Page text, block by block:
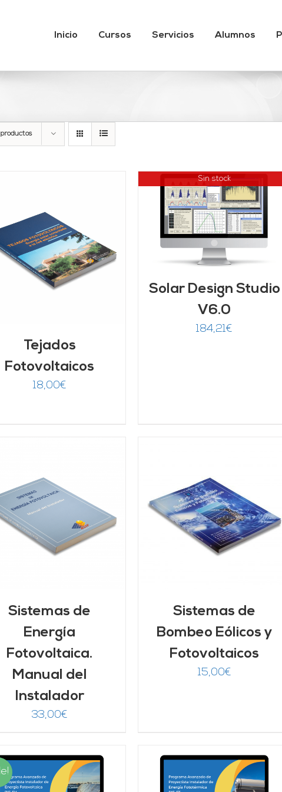
Inicio Cursos Servicios Alumnos
Tejados
Fotovoltaicos
18,00€
Sin stock
DETALLES
Solar Design Studio
V6.0
184,21€
AÑADIR AL CARRITO
DETALLES
Sistemas de
Energía
Fotovoltaica.
Manual del
Instalador
33,00€
AÑADIR AL CARRITO
/
DETALLES
Sistemas de
Bombeo Eólicos y
Fotovoltaicos
15,00€
AÑADIR AL CARRITO
/
DETALLES
AÑADIR AL CARRITO